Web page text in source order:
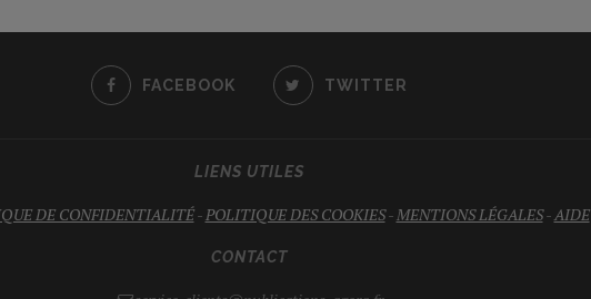
FACEBOOK TWITTER
LIENS UTILES
DE CONFIDENTIALITÉ-POLITIQUE DES COOKIES-MENTIONS LÉGALES-AIDE
CONTACT